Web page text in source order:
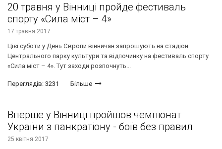
20 травня у Вінниці пройде фестиваль
спорту «Сила міст – 4»
17 травня 2017
Цієї суботи у День Європи вінничан запрошують на стадіон
Центрального парку культури та відпочинку на фестиваль спорту
«Сила міст – 4». Тут заходи розпочнуть...
Переглядів: 3231 Більше
Вперше у Вінниці пройшов чемпіонат
України з панкратіону - боїв без правил
25 квітня 2017